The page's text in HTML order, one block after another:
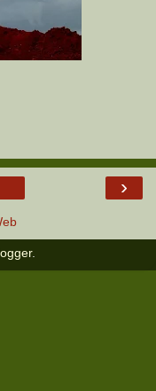
›
.